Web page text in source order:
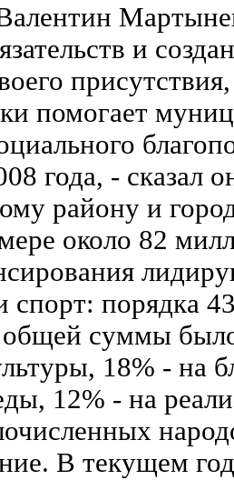
и
помогает
года, - сказал
району и
около 82
спорт: порядка
общей суммы
18% - на
12% - на
В текущем